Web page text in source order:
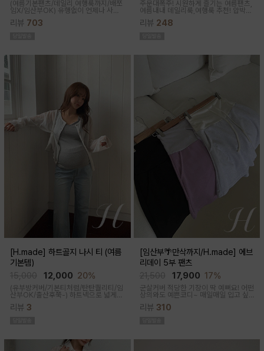
(여름기본팬츠/데일리,여행룩까지/배쪼
임X/임산부OK) 유행없이 언제나 사랑
받는 BASIC! 심플하고 베이직한 디자
인이라유행 걱정 없이 매 시즌마다꺼내
리뷰 703
주문대폭주! 시원하게 즐기는 여름팬츠,
여름내내 데일리룩,여행룩 추천! 압박없
이 편안한 임부복대, 캐쥬얼한 무드의 편
안한 팬츠에요!바스락거리는 매끈한 원
리뷰 248
[H.made] 하트골지 나시 티 (여름
기본템)
12,000 20%
(유부방커버/기본티처럼/탄탄퀄리티/임
산부OK/출산후쭉-) 하트넥으로 넓게
루엣이 되고 넓은 암홀로 끼임이나 답답
리뷰 3
[임산부🌴만삭까지/H.made] 에브
리데이 5부 팬츠
17,900 17%
군살커버 적당한 기장이 딱 예뻐요! 어떤
상의와도 예쁜코디~ 매일매일 입고 싶
한 5부 기장감으로 군살커버
리뷰 310